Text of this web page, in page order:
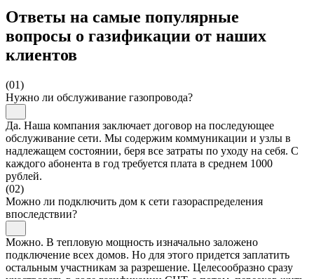
Ответы на самые популярные
вопросы о газификации от наших
клиентов
(01)
Нужно ли обслуживание газопровода?
Да. Наша компания заключает договор на последующее
обслуживание сети. Мы содержим коммуникации и узлы в
надлежащем состоянии, беря все затраты по уходу на себя. С
каждого абонента в год требуется плата в среднем 1000
рублей.
(02)
Можно ли подключить дом к сети газораспределения
впоследствии?
Можно. В тепловую мощность изначально заложено
подключение всех домов. Но для этого придется заплатить
остальным участникам за разрешение. Целесообразно сразу